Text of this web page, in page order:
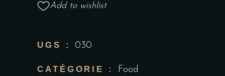
Add to wishlist
UGS : 030
CATÉGORIE : Food